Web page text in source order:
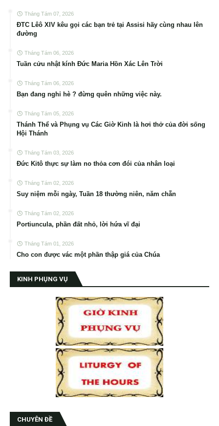
Tháng Tám 07, 2026
ĐTC Lêô XIV kêu gọi các bạn trẻ tại Assisi hãy cùng nhau lên
đường
Tháng Tám 06, 2026
Tuần cửu nhật kính Đức Maria Hồn Xác Lên Trời
Tháng Tám 06, 2026
Bạn đang nghỉ hè ? đừng quên những việc này.
Tháng Tám 05, 2026
Thánh Thể và Phụng vụ Các Giờ Kinh là hơi thở của đời sống
Hội Thánh
Tháng Tám 03, 2026
Đức Kitô thực sự làm no thỏa cơn đói của nhân loại
Tháng Tám 02, 2026
Suy niệm mỗi ngày, Tuần 18 thường niên, năm chẵn
Tháng Tám 02, 2026
Portiuncula, phần đất nhỏ, lời hứa vĩ đại
Tháng Tám 01, 2026
Cho con được vác một phần thập giá của Chúa
KINH PHỤNG VỤ
CHUYÊN ĐỀ